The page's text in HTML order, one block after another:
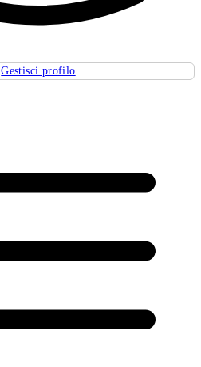
Gestisci profilo